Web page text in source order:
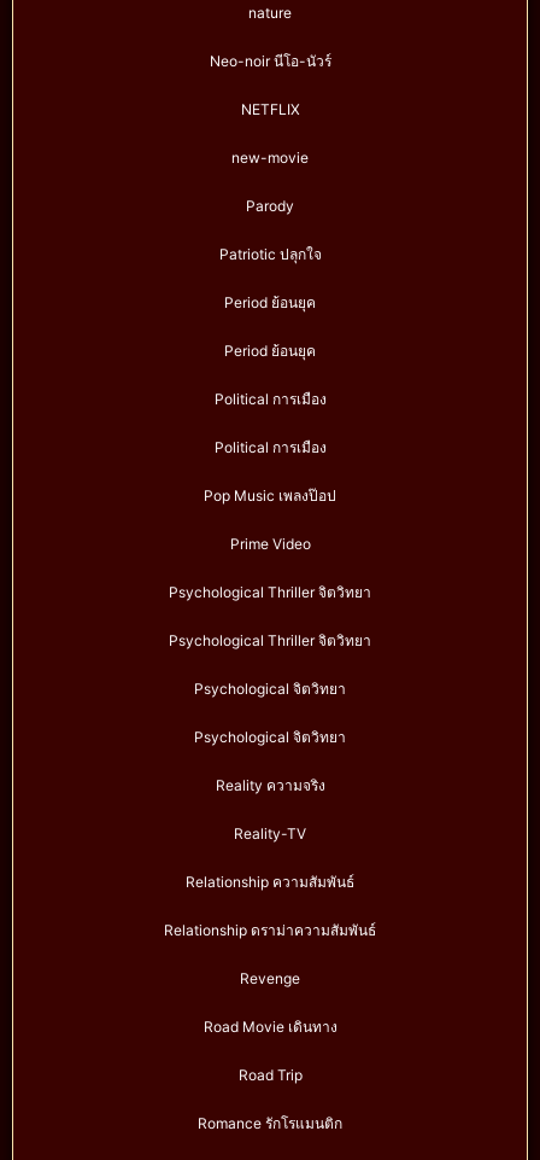
nature
Neo-noir นีโอ-นัวร์
NETFLIX
new-movie
Parody
Patriotic ปลุกใจ
Period ย้อนยุค
Period ย้อนยุค
Political การเมือง
Political การเมือง
Pop Music เพลงป๊อป
Prime Video
Psychological Thriller จิตวิทยา
Psychological Thriller จิตวิทยา
Psychological จิตวิทยา
Psychological จิตวิทยา
Reality ความจริง
Reality-TV
Relationship ความสัมพันธ์
Relationship ดราม่าความสัมพันธ์
Revenge
Road Movie เดินทาง
Road Trip
Romance รักโรแมนติก